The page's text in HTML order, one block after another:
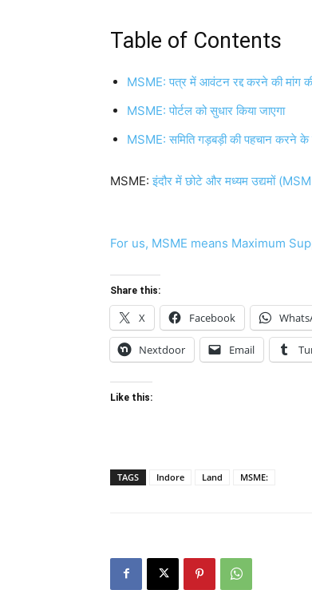
Table of Contents
MSME: पत्र में आवंटन रद्द करने की मांग
MSME: पोर्टल को सुधार किया जाएगा
MSME: समिति गड़बड़ी की पहचान करने के
MSME:इंदौर में छोटे और मध्यम उद्यमों
For us, MSME means Maximum
Share this:
X Facebook
Nextdoor Email
Like this:
TAGS Indore Land MSME: